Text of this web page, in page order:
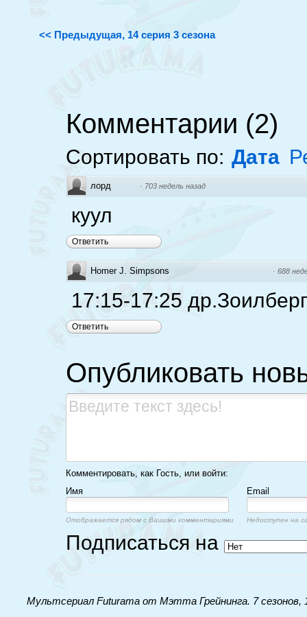
<< Предыдущая, 14 серия 3 сезона
Комментарии (2)
Сортировать по: Дата
лорд · 703 недель назад
куул
Ответить
Homer J. Simpsons · 688
17:15-17:25
Ответить
Опубликовать
Комментировать, как Гость, или войти:
Имя
Email
Отображается рядом с Вашими комментариями Недоступен на
Подписаться на
Мультсериал Futurama от Мэтта Грейнинга. 7